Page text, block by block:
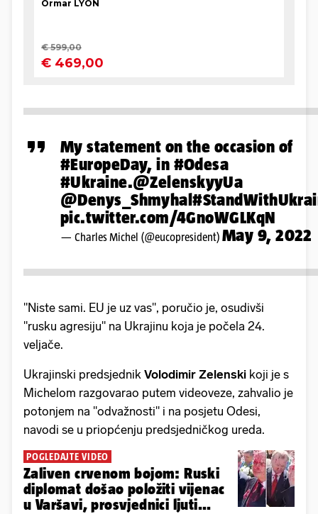
My statement on the occasion of
#EuropeDay, in #Odesa
#Ukraine.@ZelenskyyUa
@Denys_Shmyhal
pic.twitter.com/4GnoWGLKqN
— Charles Michel (@eucopresident) May 9, 2022
"Niste sami. EU je uz vas", poručio je, osudivši
"rusku agresiju" na Ukrajinu koja je počela 24.
veljače.
Ukrajinski predsjednik Volodimir Zelenski koji je s
Michelom razgovarao putem videoveze, zahvalio je
potonjem na "odvažnosti" i na posjetu Odesi,
navodi se u priopćenju predsjedničkog ureda.
POGLEDAJTE VIDEO
Zaliven crvenom bojom: Ruski
diplomat došao položiti vijenac
u Varšavi, prosvjednici ljuti...